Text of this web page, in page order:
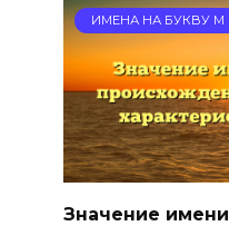
ИМЕНА НА БУКВУ М
Значение